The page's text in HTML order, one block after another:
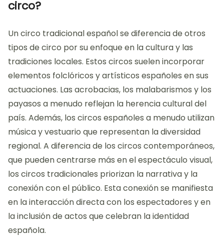
circo?
Un circo tradicional español se diferencia de otros
tipos de circo por su enfoque en la cultura y las
tradiciones locales. Estos circos suelen incorporar
elementos folclóricos y artísticos españoles en sus
actuaciones. Las acrobacias, los malabarismos y los
payasos a menudo reflejan la herencia cultural del
país. Además, los circos españoles a menudo utilizan
música y vestuario que representan la diversidad
regional. A diferencia de los circos contemporáneos,
que pueden centrarse más en el espectáculo visual,
los circos tradicionales priorizan la narrativa y la
conexión con el público. Esta conexión se manifiesta
en la interacción directa con los espectadores y en
la inclusión de actos que celebran la identidad
española.